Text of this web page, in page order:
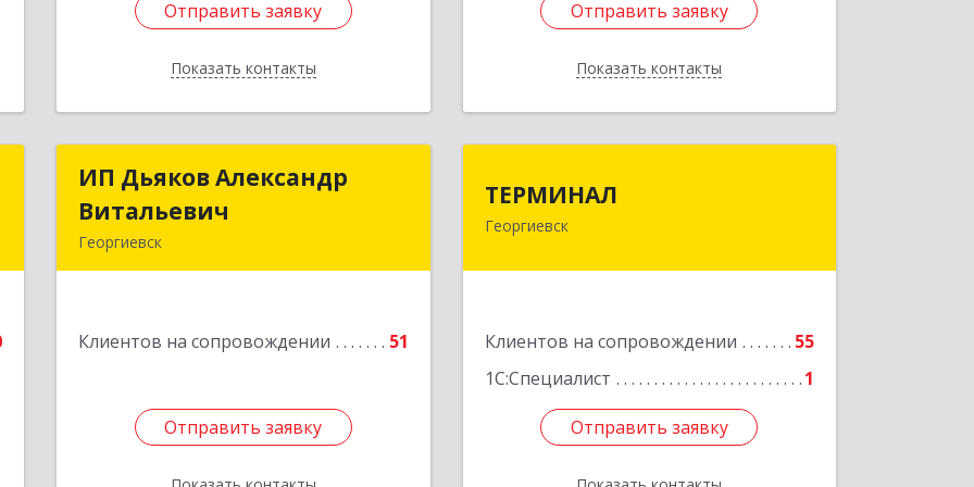
Отправить заявку
Показать контакты
Отправить заявку
Назад
Отправить заявку
Показать контакты
Отправить заявку
Назад
ИП Дьяков Александр
Витальевич
Георгиевск
Клиентов на сопровождении 51
Отправить заявку
ИП Дьяков Александр
Отправить заявку
ТЕРМИНАЛ
Георгиевск
Клиентов на сопровождении
55
1С:Специалист
1
Отправить заявку
357820, Ставропольский край,
Отправить заявку